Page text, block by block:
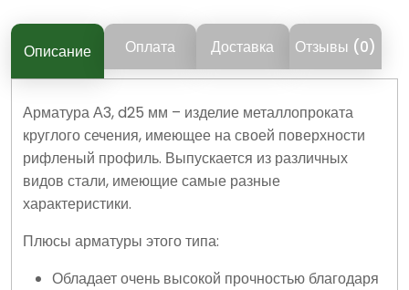
Описание Оплата Доставка Отзывы (0)
Арматура А3, d25 мм – изделие металлопроката
круглого сечения, имеющее на своей поверхности
рифленый профиль. Выпускается из различных
видов стали, имеющие самые разные
характеристики.
Плюсы арматуры этого типа:
Обладает очень высокой прочностью благодаря